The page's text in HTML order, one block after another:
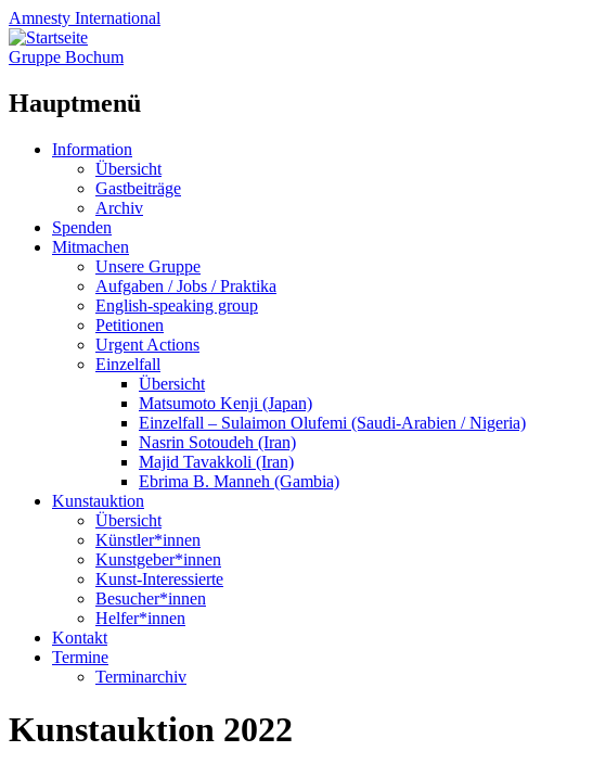
Amnesty International
Gruppe Bochum
Hauptmenü
Zum
Information
Übersicht
Gastbeiträge
Archiv
Spenden
Mitmachen
Unsere Gruppe
Aufgaben / Jobs / Praktika
English-speaking group
Petitionen
Urgent Actions
Einzelfall
Übersicht
Matsumoto Kenji (Japan)
Einzelfall – Sulaimon Olufemi (Saudi-Arabien / Nigeria)
Nasrin Sotoudeh (Iran)
Majid Tavakkoli (Iran)
Ebrima B. Manneh (Gambia)
Kunstauktion
Übersicht
Künstler*innen
Kunstgeber*innen
Kunst-Interessierte
Besucher*innen
Helfer*innen
Kontakt
Termine
Terminarchiv
Kunstauktion 2022